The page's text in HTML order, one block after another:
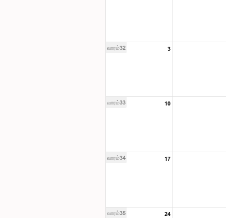
வாரம்32 3
வாரம்33 10
வாரம்34 17
வாரம்35 24